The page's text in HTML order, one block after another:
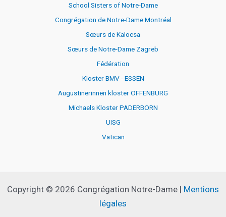
School Sisters of Notre-Dame
Congrégation de Notre-Dame Montréal
Sœurs de Kalocsa
Sœurs de Notre-Dame Zagreb
Fédération
Kloster BMV - ESSEN
Augustinerinnen kloster OFFENBURG
Michaels Kloster PADERBORN
UISG
Vatican
Copyright © 2026 Congrégation Notre-Dame | Mentions
légales